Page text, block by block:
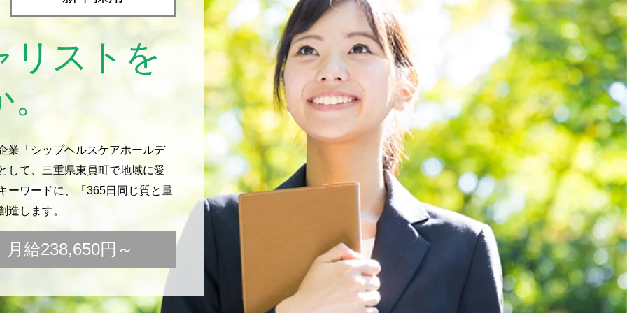
リストを
。
業「シップヘルスケアホールデ
して、三重県東員町で地域に愛
ーワードに、「365日同じ質と量
します。
給238,650円～